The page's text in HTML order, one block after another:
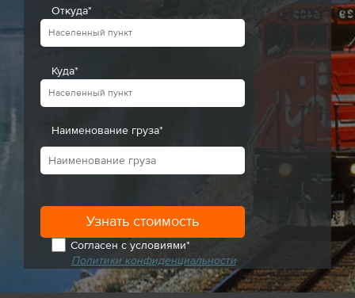
Откуда*
Куда*
Наименование груза*
Согласен с условиями*
Политики конфиденциальности